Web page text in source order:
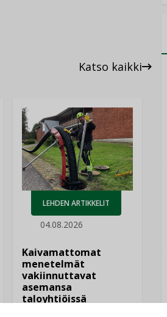
Katso kaikki
LEHDEN ARTIKKELIT
04.08.2026
Kaivamattomat
menetelmät
vakiinnuttavat
asemansa
taloyhtiöissä